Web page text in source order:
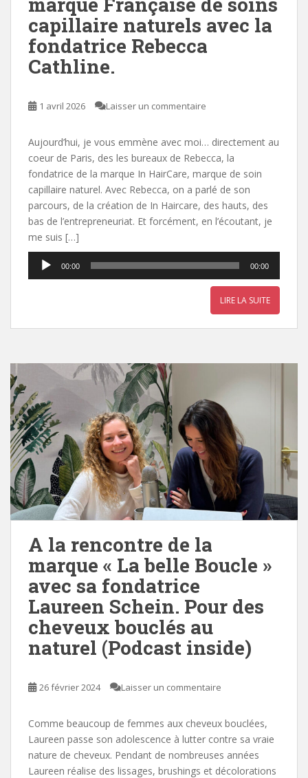
capillaire naturels avec la
fondatrice Rebecca
Cathline.
1 avril 2026 Laisser un commentaire
Aujourd’hui, je vous emmène avec moi… directement au
coeur de Paris, des les bureaux de Rebecca, la
fondatrice de la marque In HairCare, marque de soin
capillaire naturel. Avec Rebecca, on a parlé de son
parcours, de la création de In Haircare, des hauts, des
bas de l’entrepreneuriat. Et forcément, en l’écoutant, je
me suis […]
Lecteur
audio
00:00 00:00
LIRE LA SUITE
A la rencontre de la
marque « La belle Boucle »
avec sa fondatrice
Laureen Schein. Pour des
cheveux bouclés au
naturel (Podcast inside)
26 février 2024 Laisser un commentaire
Comme beaucoup de femmes aux cheveux bouclées,
Laureen passe son adolescence à lutter contre sa vraie
nature de cheveux. Pendant de nombreuses années
Laureen réalise des lissages, brushings et décolorations